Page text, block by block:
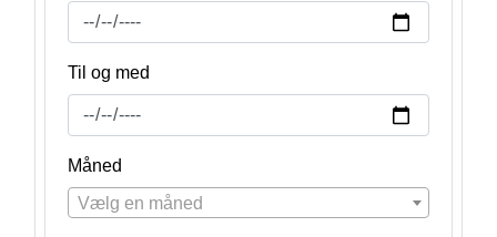
Til og med
Måned
Vælg en måned